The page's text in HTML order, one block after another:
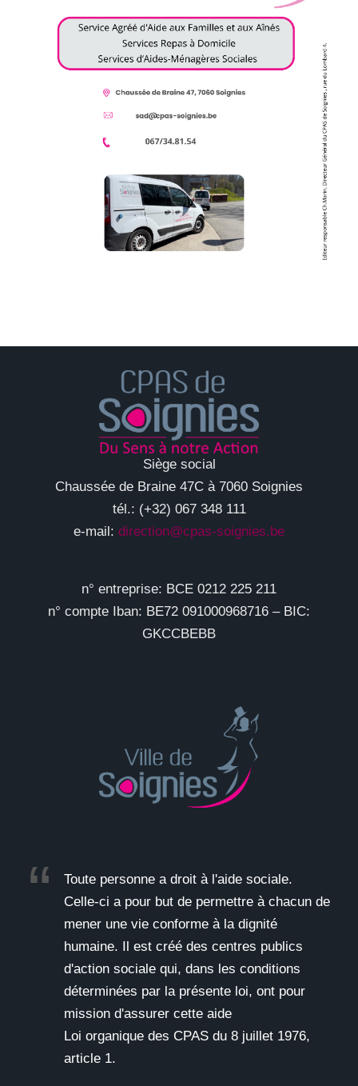
Siège social
Chaussée de Braine 47C à 7060 Soignies
tél.: (+32) 067 348 111
e-mail: direction@cpas-soignies.be
n° entreprise: BCE 0212 225 211
n° compte Iban: BE72 091000968716 – BIC:
GKCCBEBB
Toute personne a droit à l'aide sociale.
Celle-ci a pour but de permettre à chacun de
mener une vie conforme à la dignité
humaine. Il est créé des centres publics
d'action sociale qui, dans les conditions
déterminées par la présente loi, ont pour
mission d'assurer cette aide
Loi organique des CPAS du 8 juillet 1976,
article 1.